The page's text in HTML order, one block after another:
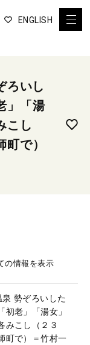
ENGLISH
ろいし
」「湯
こし
町で）
の情報を表示
勢ぞろいした
初老」「湯女」
みこし（２３
町で）＝竹村一